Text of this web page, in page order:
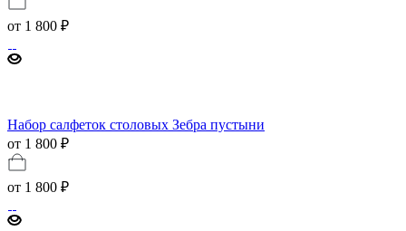
от 1 800 ₽
Набор салфеток столовых Зебра пустыни
от 1 800 ₽
от 1 800 ₽